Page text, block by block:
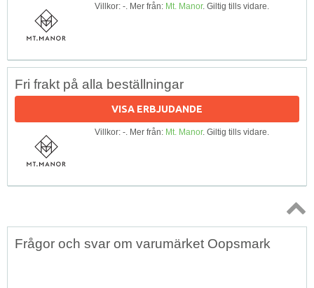
Villkor: -. Mer från: Mt. Manor. Giltig tills vidare.
Fri frakt på alla beställningar
VISA ERBJUDANDE
Villkor: -. Mer från: Mt. Manor. Giltig tills vidare.
Topp
Frågor och svar om varumärket Oopsmark